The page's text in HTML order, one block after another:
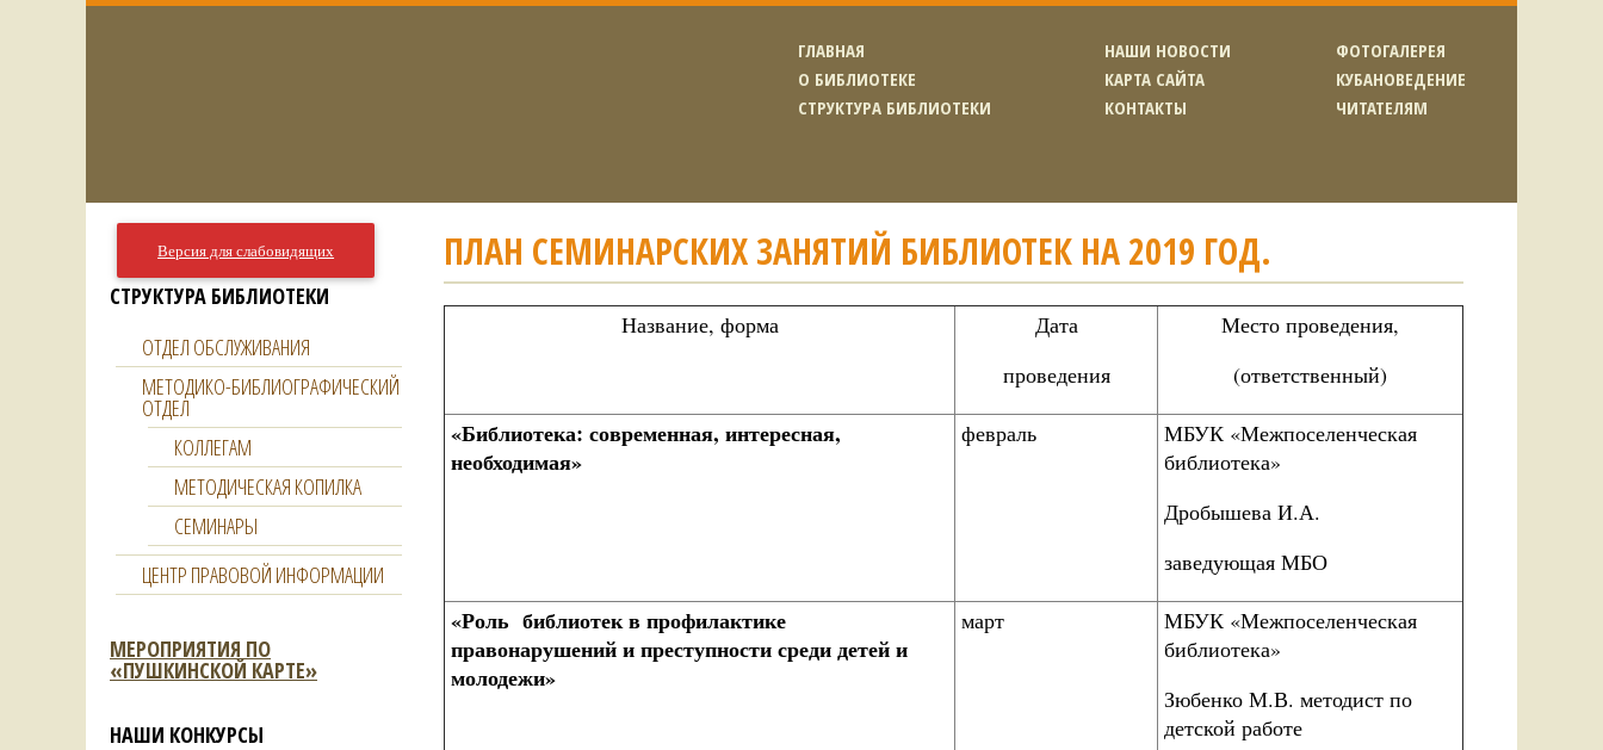
ГЛАВНАЯ
О БИБЛИОТЕКЕ
СТРУКТУРА БИБЛИОТЕКИ
НАШИ НОВОСТИ
КАРТА САЙТА
КОНТАКТЫ
ФОТОГАЛЕРЕЯ
КУБАНОВЕДЕНИЕ
ЧИТАТЕЛЯМ
ПЛАН СЕМИНАРСКИХ ЗАНЯТИЙ БИБЛИОТЕК НА 2019 ГОД.
Название, форма
Дата
проведения
Место проведения,
(ответственный)
«Библиотека: современная, интересная,
необходимая»
февраль
МБУК «Межпоселенческая
библиотека»
Дробышева И.А.
заведующая МБО
«Роль библиотек в профилактике
правонарушений и преступности среди детей и
молодежи»
март
МБУК «Межпоселенческая
библиотека»
Зюбенко М.В. методист по
детской работе
Версия для слабовидящих
СТРУКТУРА БИБЛИОТЕКИ
ОТДЕЛ ОБСЛУЖИВАНИЯ
МЕТОДИКО-БИБЛИОГРАФИЧЕСКИЙ
ОТДЕЛ
КОЛЛЕГАМ
МЕТОДИЧЕСКАЯ КОПИЛКА
СЕМИНАРЫ
ЦЕНТР ПРАВОВОЙ ИНФОРМАЦИИ
МЕРОПРИЯТИЯ ПО
«ПУШКИНСКОЙ КАРТЕ»
НАШИ КОНКУРСЫ